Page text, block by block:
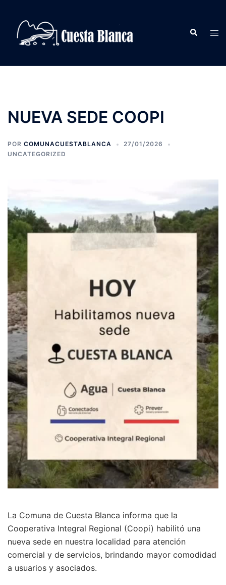
contenido
Buscar
NUEVA SEDE COOPI
POR COMUNACUESTABLANCA
27/01/2026
UNCATEGORIZED
La Comuna de Cuesta Blanca informa que la
Cooperativa Integral Regional (Coopi) habilitó una
nueva sede en nuestra localidad para atención
comercial y de servicios, brindando mayor comodidad
a usuarios y asociados.